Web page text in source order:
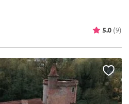
5.0 (9)